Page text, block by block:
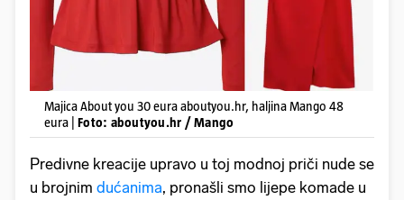
Majica About you 30 eura aboutyou.hr, haljina Mango 48
eura | Foto: aboutyou.hr / Mango
Predivne kreacije upravo u toj modnoj priči nude se
u brojnim dućanima, pronašli smo lijepe komade u